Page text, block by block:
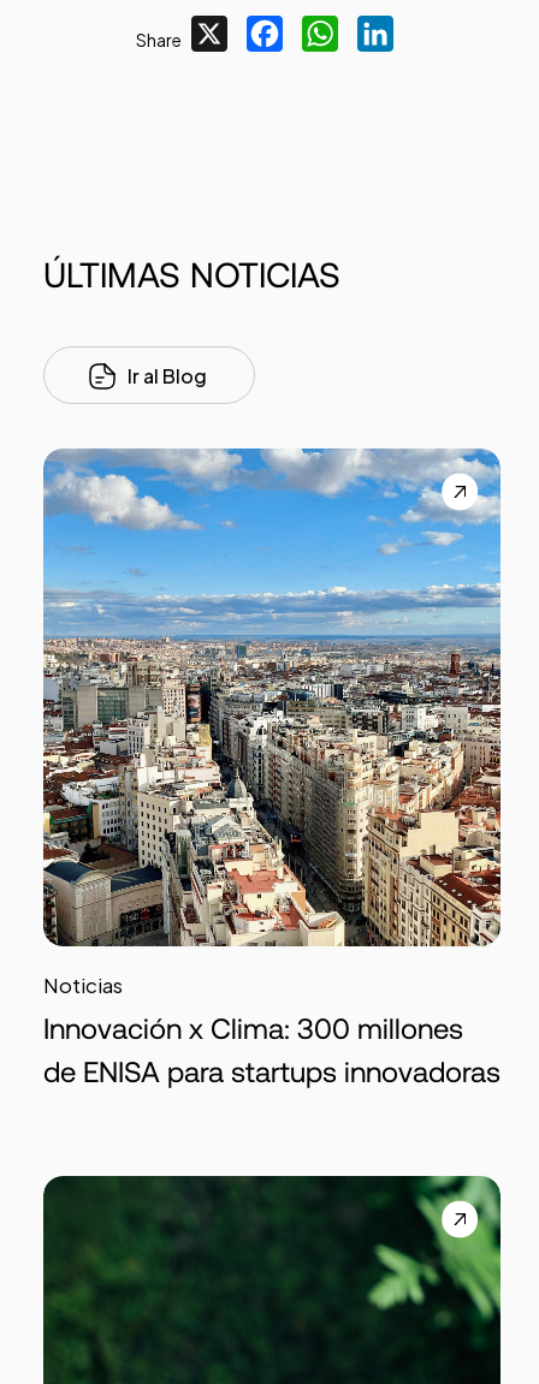
Share FacebookWhatsApp
ÚLTIMAS NOTICIAS
Ir al Blog
Noticias
Innovación x Clima: 300 millones
de ENISA para startups innovadoras